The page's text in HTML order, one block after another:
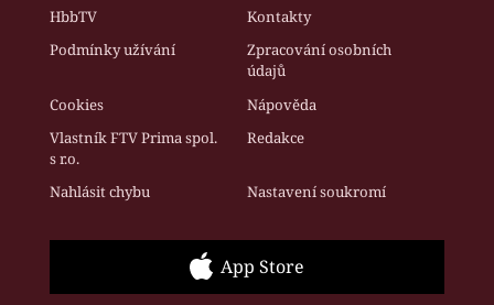
HbbTV
Kontakty
Podmínky užívání
Zpracování osobních
údajů
Cookies
Nápověda
Vlastník FTV Prima spol.
s r.o.
Redakce
Nahlásit chybu Nastavení soukromí
App Store